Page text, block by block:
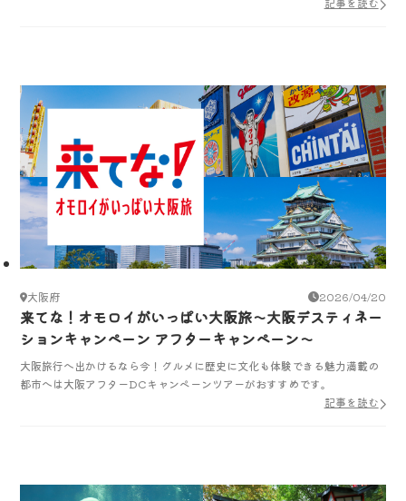
大阪府 2026/04/20
来てな！オモロイがいっぱい大阪旅～大阪デスティネー
ションキャンペーン アフターキャンペーン～
大阪旅行へ出かけるなら今！グルメに歴史に文化も体験できる魅力満載の
都市へは大阪アフターDCキャンペーンツアーがおすすめです。
記事を読む